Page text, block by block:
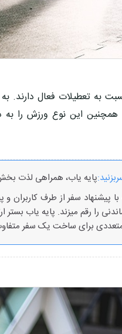
به تعطیلات فعال
همچنین این نوع ورزش را
پایه یاب، همراهی لذت
پیشنهاد سفر از طرف کاربران
را رقم میزند. پایه یاب
برای ساخت یک سفر